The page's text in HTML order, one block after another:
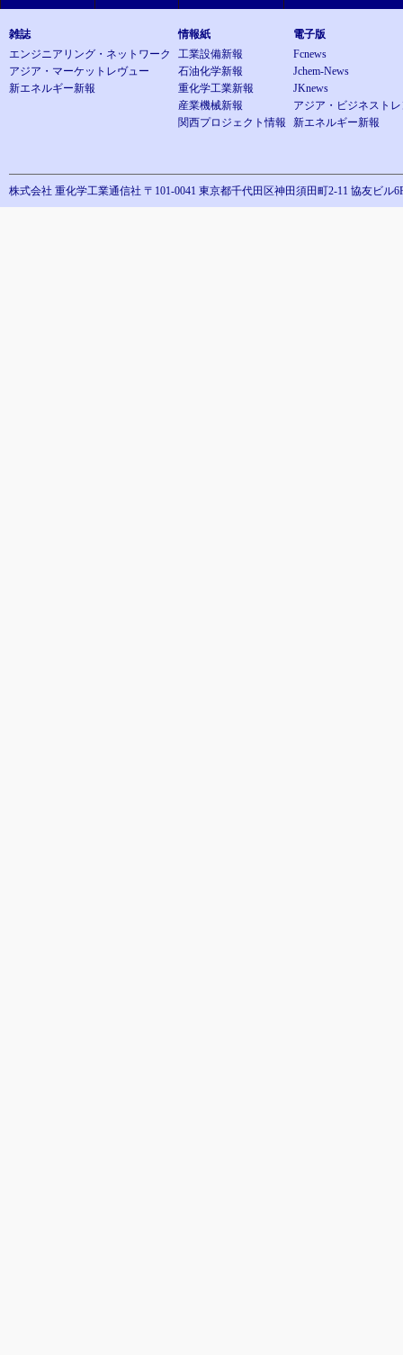
雑誌
エンジニアリング・ネットワーク
アジア・マーケットレヴュー
新エネルギー新報
情報紙
工業設備新報
石油化学新報
重化学工業新報
産業機械新報
関西プロジェクト情報
電子版
Fcnews
Jchem-News
JKnews
アジア・ビジネスト
新エネルギー新報
株式会社 重化学工業通信社 〒101-0041 東京都千代田区神田須田町2-11 協友ビル